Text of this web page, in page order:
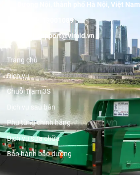
Dương Nội, thành phố Hà Nội, Việt Nam
19001089
support@vimid.vn
Trang chủ
Dịch vụ
Chuỗi trạm 3S
Dịch vụ sau bán
Phụ tùng chính hãng
Dịch vụ sửa chữa
Bảo hành bảo dưỡng